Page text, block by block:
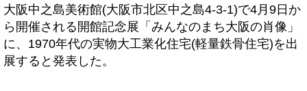
大阪中之島美術館(大阪市北区中之島4-3-1)で4月9日か
ら開催される開館記念展「みんなのまち大阪の肖像」
に、1970年代の実物大工業化住宅(軽量鉄骨住宅)を出
展すると発表した。